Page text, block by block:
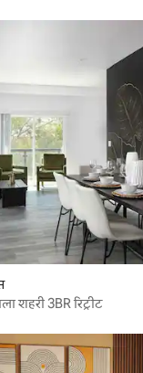
3BR रिट्रीट